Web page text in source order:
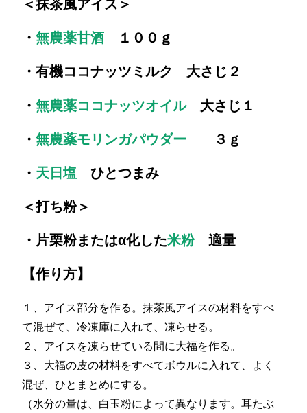
＜抹茶風アイス＞
・無農薬甘酒 １００ｇ
・有機ココナッツミルク 大さじ２
・無農薬ココナッツオイル大さじ１
・無農薬モリンガパウダー ３ｇ
・ 天日塩 ひとつまみ
＜打ち粉＞
・片栗粉またはα化した米粉適量
【作り方】
１、アイス部分を作る。抹茶風アイスの材料をすべ
て混ぜて、冷凍庫に入れて、凍らせる。
２、アイスを凍らせている間に大福を作る。
３、大福の皮の材料をすべてボウルに入れて、よく
混ぜ、ひとまとめにする。
（水分の量は、白玉粉によって異なります。耳たぶ